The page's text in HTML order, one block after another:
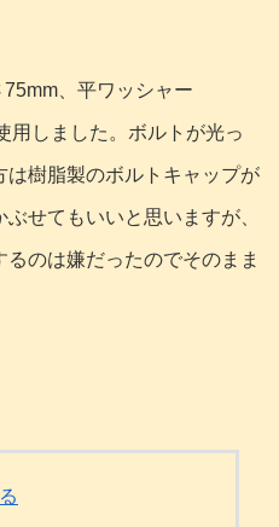
、平ワッシャー
用しました。ボルトが光っ
樹脂製のボルトキャップが
せてもいいと思いますが、
のは嫌だったのでそのまま